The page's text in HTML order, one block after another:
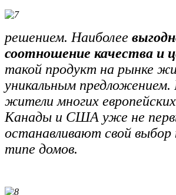
решением. Наиболее
соотношение качества и
такой продукт на рынке
уникальным предложением.
жители многих
Канады и США уже не
останавливают свой
типе домов.